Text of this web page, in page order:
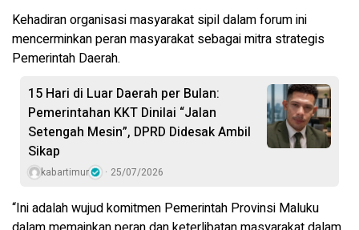
Kehadiran organisasi masyarakat sipil dalam forum ini
mencerminkan peran masyarakat sebagai mitra strategis
Pemerintah Daerah.
15 Hari di Luar Daerah per Bulan:
Pemerintahan KKT Dinilai “Jalan
Setengah Mesin”, DPRD Didesak Ambil
Sikap
kabartimur 25/07/2026
“Ini adalah wujud komitmen Pemerintah Provinsi Maluku